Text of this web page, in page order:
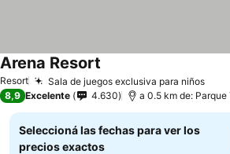
Resort Sala de juegos exclusiva para niñosVer
Arena Resort
8,9 Excelente 4.630 a 0.5 km de:
Seleccioná las fechas para ver los
precios exactos